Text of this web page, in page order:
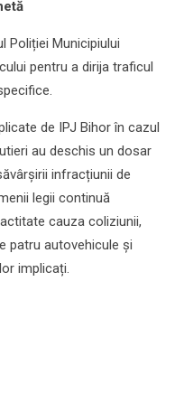
Poliției Municipiului
pentru a dirija traficul
de IPJ Bihor în cazul
au deschis un dosar
infracțiunii de
legii continuă
cauza coliziunii,
patru autovehicule și
implicați.